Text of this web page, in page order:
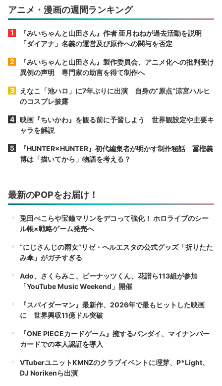
アニメ・漫画の週間ランキング
『みいちゃんと山田さん』作者 亜月ねねが過去活動を説明
「ダイアナ」名義の運営及び原作への関与を否定
『みいちゃんと山田さん』製作委員会、アニメ化への批判受け
異例の声明 専門家の助言を得て制作へ
えなこ「池ハロ」に7年ぶりに出演 自身の“原点”涼宮ハルヒ
のコスプレ披露
映画『ちいかわ』を観る前に予習しよう 世界観設定や主要キ
ャラを解説
『HUNTER×HUNTER』初代編集者が明かす制作秘話 冨樫義
博は「描いてから」物語を考える？
最新のPOPをお届け！
兎田ぺこらや宝鐘マリンをデコって強化！ ホロライブのシー
ル帳×戦略ゲーム発売へ
“にじさんじの雨女”リゼ・ヘルエスタの公式グッズ「折りたた
み傘」がガチすぎる
Ado、さくらみこ、ピーナッツくん、花譜ら113組が参加
「YouTube Music Weekend」開催
『スパイダーマン』最新作、2026年で最もヒットした映画
に 世界興収11億ドル突破
『ONE PIECEカードゲーム』擁するバンダイ、マイナンバー
カードでの本人認証を導入
VTuberユニットKMNZのクラブイベントに理芽、P*Light、
DJ Norikenら出演